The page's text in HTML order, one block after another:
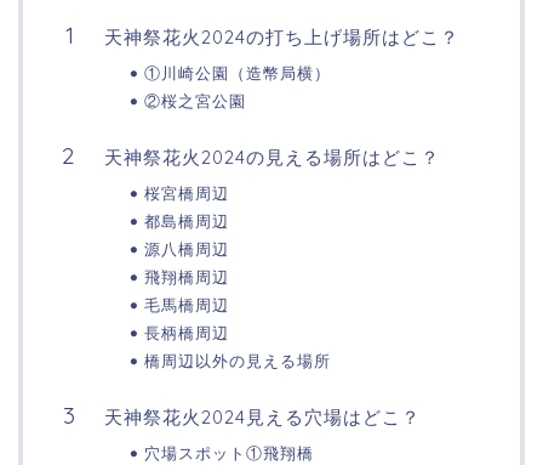
天神祭花火2024の打ち上げ場所はどこ？
①川崎公園（造幣局横）
②桜之宮公園
天神祭花火2024の見える場所はどこ？
桜宮橋周辺
都島橋周辺
源八橋周辺
飛翔橋周辺
毛馬橋周辺
長柄橋周辺
橋周辺以外の見える場所
天神祭花火2024見える穴場はどこ？
穴場スポット①飛翔橋